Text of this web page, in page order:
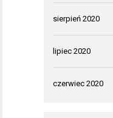
sierpień 2020
lipiec 2020
czerwiec 2020